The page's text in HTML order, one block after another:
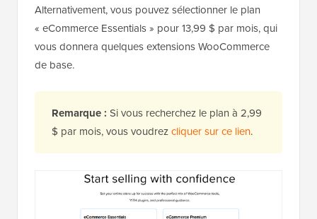
Alternativement, vous pouvez sélectionner le plan
« eCommerce Essentials » pour 13,99 $ par mois, qui
vous donnera quelques extensions WooCommerce
de base.
Remarque : Si vous recherchez le plan à 2,99
$ par mois, vous voudrezcliquer sur ce lien.